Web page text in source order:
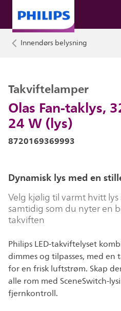
Innendørs belysning
Olas Fan-taklys,
24 W (lys)
Takviftelamper
8720169369993
Dynamisk lys med en
Velg kjølig til varmt hvitt
samtidig som du nyter en
takviften
Philips LED-takviftelyset
dimmes og tilpasses, med
for en frisk luftstrøm. Skap
alle rom med SceneSwitch-
fjernkontroll.